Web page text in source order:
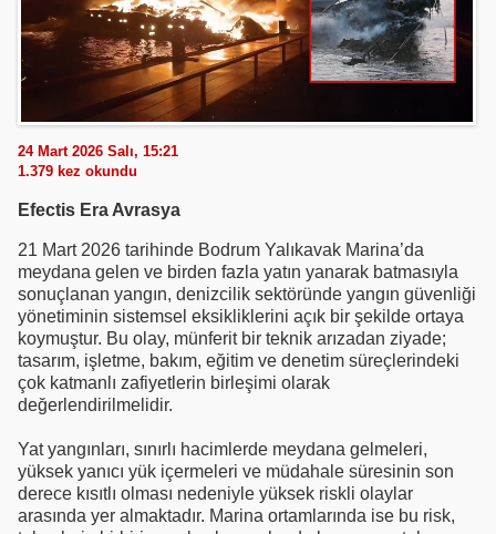
24 Mart 2026 Salı, 15:21
1.379 kez okundu
Efectis Era Avrasya
21 Mart 2026 tarihinde Bodrum Yalıkavak Marina’da
meydana gelen ve birden fazla yatın yanarak batmasıyla
sonuçlanan yangın, denizcilik sektöründe yangın güvenliği
yönetiminin sistemsel eksikliklerini açık bir şekilde ortaya
koymuştur. Bu olay, münferit bir teknik arızadan ziyade;
tasarım, işletme, bakım, eğitim ve denetim süreçlerindeki
çok katmanlı zafiyetlerin birleşimi olarak
değerlendirilmelidir.
Yat yangınları, sınırlı hacimlerde meydana gelmeleri,
yüksek yanıcı yük içermeleri ve müdahale süresinin son
derece kısıtlı olması nedeniyle yüksek riskli olaylar
arasında yer almaktadır. Marina ortamlarında ise bu risk,